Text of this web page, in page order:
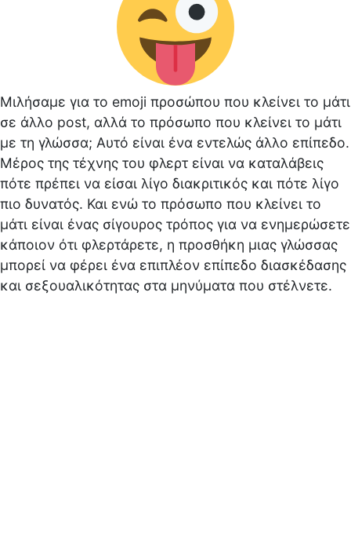
Μιλήσαμε για το emoji προσώπου που κλείνει το μάτι
σε άλλο post, αλλά το πρόσωπο που κλείνει το μάτι
με τη γλώσσα; Αυτό είναι ένα εντελώς άλλο επίπεδο.
Μέρος της τέχνης του φλερτ είναι να καταλάβεις
πότε πρέπει να είσαι λίγο διακριτικός και πότε λίγο
πιο δυνατός. Και ενώ το πρόσωπο που κλείνει το
μάτι είναι ένας σίγουρος τρόπος για να ενημερώσετε
κάποιον ότι φλερτάρετε, η προσθήκη μιας γλώσσας
μπορεί να φέρει ένα επιπλέον επίπεδο διασκέδασης
και σεξουαλικότητας στα μηνύματα που στέλνετε.